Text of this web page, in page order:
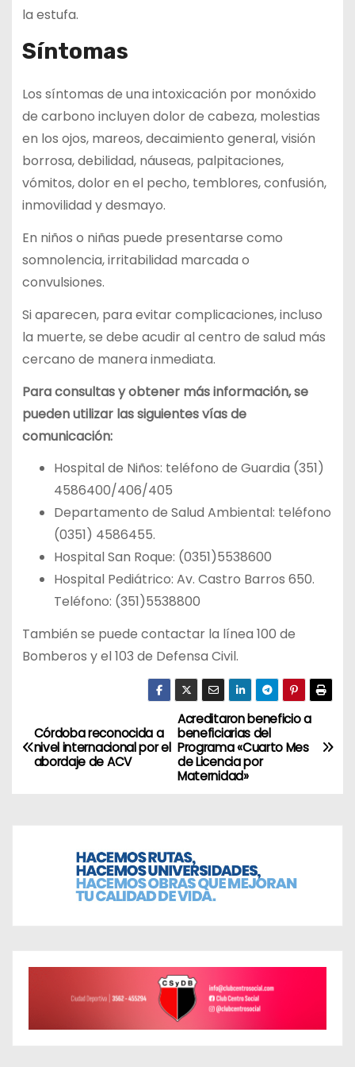
la estufa.
Síntomas
Los síntomas de una intoxicación por monóxido
de carbono incluyen dolor de cabeza, molestias
en los ojos, mareos, decaimiento general, visión
borrosa, debilidad, náuseas, palpitaciones,
vómitos, dolor en el pecho, temblores, confusión,
inmovilidad y desmayo.
En niños o niñas puede presentarse como
somnolencia, irritabilidad marcada o
convulsiones.
Si aparecen, para evitar complicaciones, incluso
la muerte, se debe acudir al centro de salud más
cercano de manera inmediata.
Para consultas y obtener más información, se
pueden utilizar las siguientes vías de
comunicación:
Hospital de Niños: teléfono de Guardia (351)
4586400/406/405
Departamento de Salud Ambiental: teléfono
(0351) 4586455.
Hospital San Roque: (0351)5538600
Hospital Pediátrico: Av. Castro Barros 650.
Teléfono: (351)5538800
También se puede contactar la línea 100 de
Bomberos y el 103 de Defensa Civil.
N
a
n
Acreditaron beneficio a
beneficiarias del
Programa «Cuarto Mes
de Licencia por
Maternidad»
Córdoba reconocida a
nivel internacional por el
abordaje de ACV